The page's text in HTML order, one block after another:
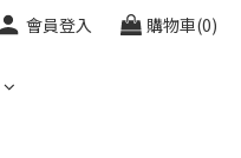
會員登入 購物車(0)